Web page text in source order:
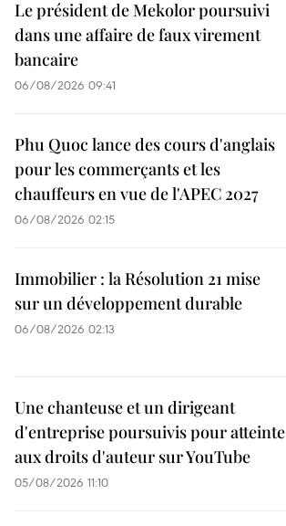
Le président de Mekolor poursuivi
dans une affaire de faux virement
bancaire
06/08/2026 09:41
Phu Quoc lance des cours d'anglais
pour les commerçants et les
chauffeurs en vue de l'APEC 2027
06/08/2026 02:15
Immobilier : la Résolution 21 mise
sur un développement durable
06/08/2026 02:13
Une chanteuse et un dirigeant
d'entreprise poursuivis pour atteinte
aux droits d'auteur sur YouTube
05/08/2026 11:10